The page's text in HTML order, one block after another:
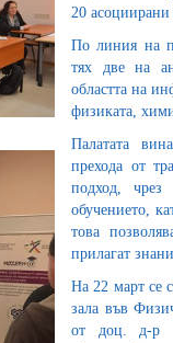
20
По линия на
тях две на
областта на
физиката,
Палатата
прехода от
подход, чрез
обучението,
това
прилагат
На 22 март се
зала във
от доц. д-р